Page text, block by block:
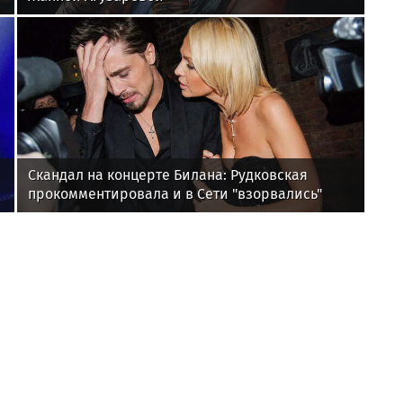
Скандал на концерте Билана: Рудковская
прокомментировала и в Сети "взорвались"